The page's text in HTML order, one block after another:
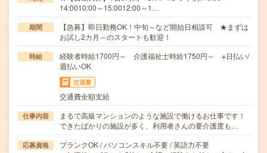
14:0010:00～15:0012:00～1…
期間
【急募】即日勤務OK！中旬～など開始日相談可 ★まずは
お試し2カ月～のスタートも歓迎！
時給
経験者時給1700円～ 介護福祉士時給1750円～ ※日払い/
週払いOK
交通費
交通費全額支給
仕事内容
まるで高級マンションのような施設で働けるお仕事です！
できたばかりの施設が多く、利用者さんの要介護度も…
応募資格
ブランクOK / パソコンスキル不要 / 英語力不要